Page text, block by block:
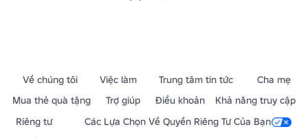
Về chúng tôi Việc làm Trung tâm tin tức
Cha mẹ
Mua thẻ quà tặng
Trợ giúp Điều khoản
Khả năng truy cập
Riêng tư
Các Lựa Chọn Về Quyền Riêng Tư Của Bạn